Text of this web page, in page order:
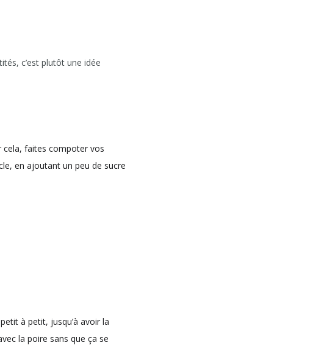
c’est plutôt une idée
cela, faites compoter vos
en ajoutant un peu de sucre
à petit, jusqu’à avoir la
la poire sans que ça se